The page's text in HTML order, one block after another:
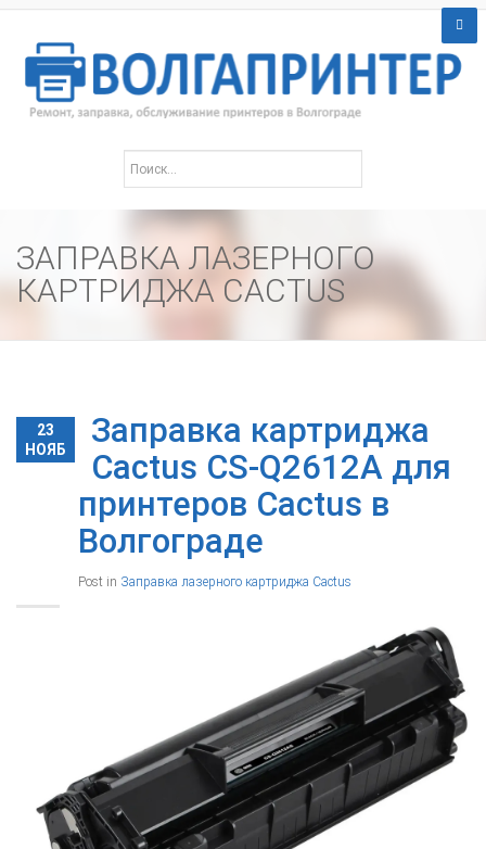
ЗАПРАВКА ЛАЗЕРНОГО
КАРТРИДЖА CACTUS
23
НОЯБ
Заправка картриджа
Cactus CS-Q2612A для
принтеров Cactus в
Волгограде
Post in Заправка лазерного картриджа Cactus